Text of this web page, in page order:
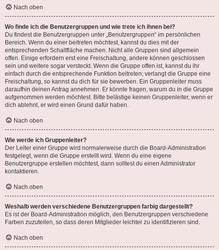
Nach oben
Wo finde ich die Benutzergruppen und wie trete ich ihnen bei?
Du findest die Benutzergruppen unter „Benutzergruppen“ im persönlichen
Bereich. Wenn du einer beitreten möchtest, kannst du dies mit der
entsprechenden Schaltfläche machen. Nicht alle Gruppen sind allgemein
offen. Einige erfordern erst eine Freischaltung, andere können geschlossen
sein und weitere sogar versteckt. Wenn die Gruppe offen ist, kannst du ihr
einfach durch die entsprechende Funktion beitreten; verlangt die Gruppe eine
Freischaltung, so kannst du dich für sie bewerben. Ein Gruppenleiter muss
daraufhin deinen Antrag annehmen. Er könnte fragen, warum du in die Gruppe
aufgenommen werden möchtest. Bitte belästige keinen Gruppenleiter, wenn er
dich ablehnt, er wird einen Grund dafür haben.
Nach oben
Wie werde ich Gruppenleiter?
Der Leiter einer Gruppe wird normalerweise durch die Board-Administration
festgelegt, wenn die Gruppe erstellt wird. Wenn du eine eigene
Benutzergruppe erstellen möchtest, dann solltest du einen Administrator
kontaktieren.
Nach oben
Weshalb werden verschiedene Benutzergruppen farbig dargestellt?
Es ist der Board-Administration möglich, den Benutzergruppen verschiedene
Farben zuzuteilen, so dass deren Mitglieder leichter zu identifizieren sind.
Nach oben